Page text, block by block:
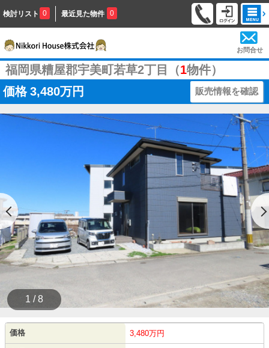
検討リスト 0 最近見た物件 0
お問合せ
福岡県糟屋郡宇美町若草2丁目（1物件）
価格 3,480万円 販売情報を確認
1 / 8
価格 3,480万円